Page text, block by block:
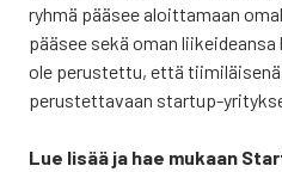
ryh­mä pää­see aloit­ta­maan
pää­see sekä oman
ole perus­tet­tu, että
perus­tet­ta­vaan star­tup-
Lue lisää ja hae mukaan